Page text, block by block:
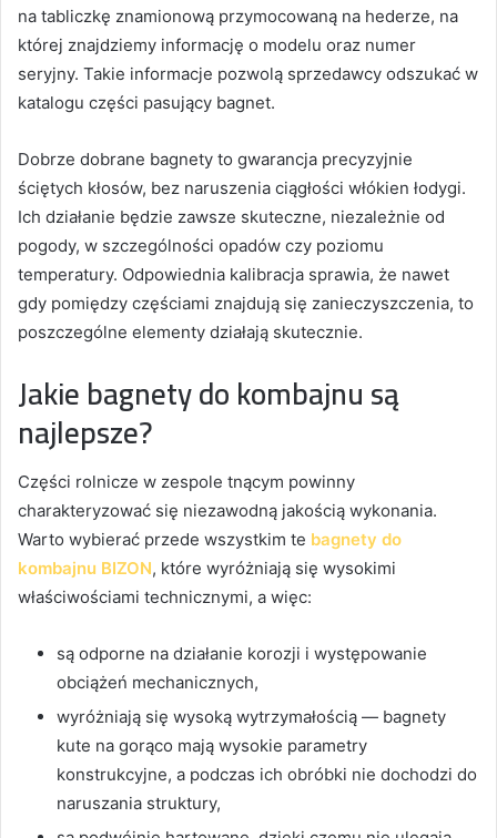
na tabliczkę znamionową przymocowaną na hederze, na
której znajdziemy informację o modelu oraz numer
seryjny. Takie informacje pozwolą sprzedawcy odszukać w
katalogu części pasujący bagnet.
Dobrze dobrane bagnety to gwarancja precyzyjnie
ściętych kłosów, bez naruszenia ciągłości włókien łodygi.
Ich działanie będzie zawsze skuteczne, niezależnie od
pogody, w szczególności opadów czy poziomu
temperatury. Odpowiednia kalibracja sprawia, że nawet
gdy pomiędzy częściami znajdują się zanieczyszczenia, to
poszczególne elementy działają skutecznie.
Jakie bagnety do kombajnu są
najlepsze?
Części rolnicze w zespole tnącym powinny
charakteryzować się niezawodną jakością wykonania.
Warto wybierać przede wszystkim te bagnety do
kombajnu BIZON, które wyróżniają się wysokimi
właściwościami technicznymi, a więc:
są odporne na działanie korozji i występowanie
obciążeń mechanicznych,
wyróżniają się wysoką wytrzymałością — bagnety
kute na gorąco mają wysokie parametry
konstrukcyjne, a podczas ich obróbki nie dochodzi do
naruszania struktury,